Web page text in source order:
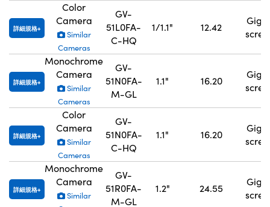
詳細規格
Color
Camera
Similar
Cameras
GV-
51L0FA-
C-HQ
1/1.1" 12.42
GigE
詳細規格
Monochrome
Camera
Similar
Cameras
GV-
51N0FA-
M-GL
1.1" 16.20
GigE
詳細規格
Color
Camera
Similar
Cameras
GV-
51N0FA-
C-HQ
1.1" 16.20
GigE
詳細規格
Monochrome
Camera
Similar
GV-
51R0FA-
M-GL
1.2" 24.55
GigE